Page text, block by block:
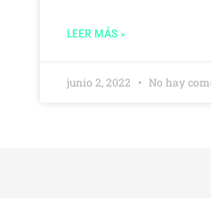
LEER MÁS »
junio 2, 2022 No hay